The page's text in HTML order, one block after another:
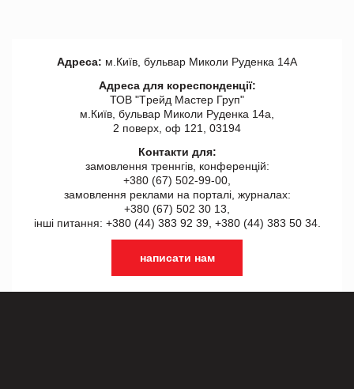
Адреса: м.Київ, бульвар Миколи Руденка 14А
Адреса для кореспонденції:
ТОВ "Tрейд Мастер Груп"
м.Київ, бульвар Миколи Руденка 14а,
2 поверх, оф 121, 03194
Контакти для:
замовлення треннгів, конференцій:
+380 (67) 502-99-00,
замовлення реклами на порталі, журналах:
+380 (67) 502 30 13,
інші питання: +380 (44) 383 92 39, +380 (44) 383 50 34.
написати нам